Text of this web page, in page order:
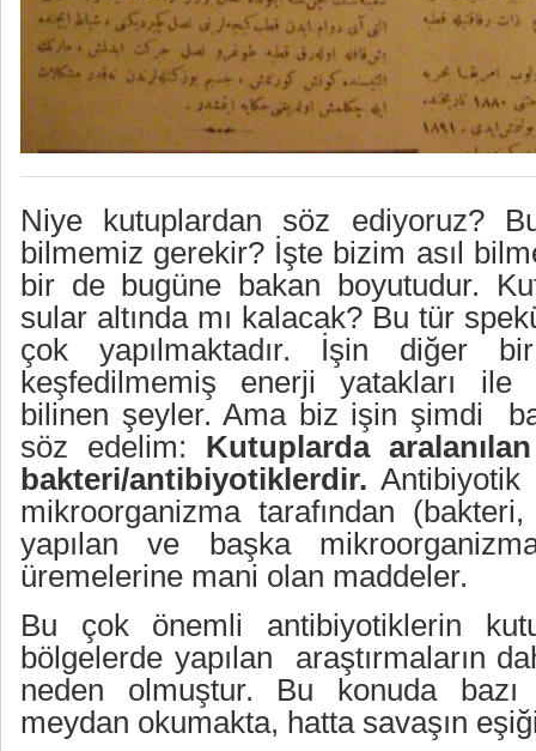
Niye kutuplardan söz ediyoruz?
bilmemiz gerekir? İşte bizim asıl
bir de bugüne bakan boyutudur.
sular altında mı kalacak? Bu tür
çok yapılmaktadır. İşin diğer
keşfedilmemiş enerji yatakları
bilinen şeyler. Ama biz işin şimdi
söz edelim: Kutuplarda
bakteri/antibiyotiklerdir.
mikroorganizma tarafından
yapılan ve başka
üremelerine mani olan maddeler.
Bu çok önemli antibiyotiklerin
bölgelerde yapılan araştırmaların
neden olmuştur. Bu konuda bazı
meydan okumakta, hatta savaşın